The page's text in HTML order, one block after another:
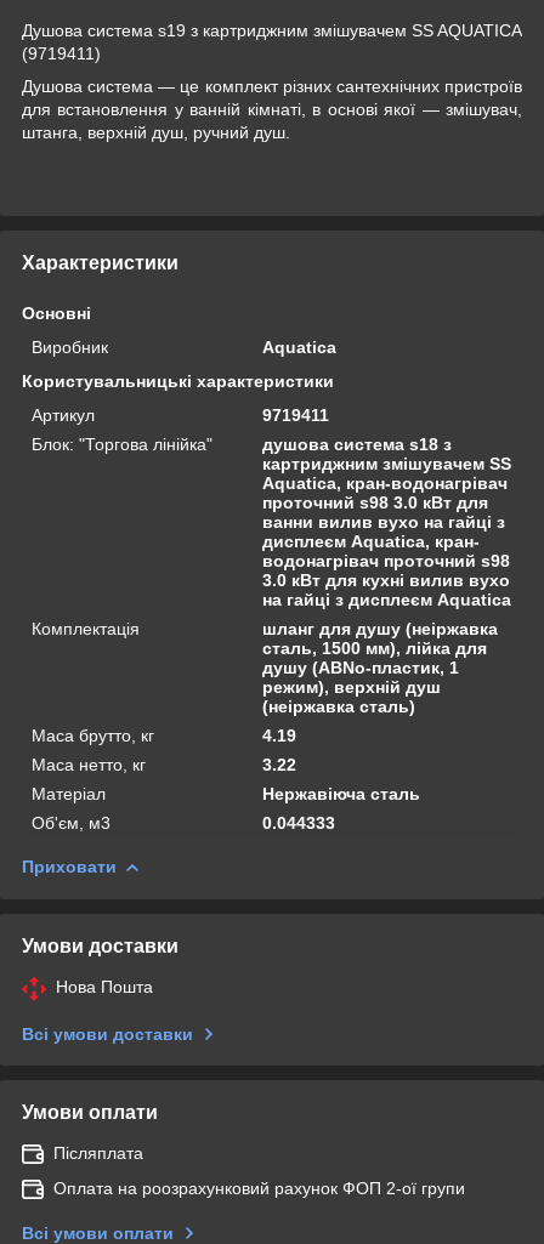
Душова система s19 з картриджним змішувачем SS AQUATICA
(9719411)
Душова система — це комплект різних сантехнічних пристроїв
для встановлення у ванній кімнаті, в основі якої — змішувач,
штанга, верхній душ, ручний душ.
Характеристики
Основні
Виробник
Aquatica
Користувальницькі характеристики
Артикул
9719411
Блок: "Торгова лінійка"
душова система s18 з
картриджним змішувачем SS
Aquatica, кран-водонагрівач
проточний s98 3.0 кВт для
ванни вилив вухо на гайці з
дисплеєм Aquatica, кран-
водонагрівач проточний s98
3.0 кВт для кухні вилив вухо
на гайці з дисплеєм Aquatica
Комплектація
шланг для душу (неіржавка
сталь, 1500 мм), лійка для
душу (АВNo-пластик, 1
режим), верхній душ
(неіржавка сталь)
Маса брутто, кг
4.19
Маса нетто, кг
3.22
Матеріал
Нержавіюча сталь
Об'єм, м3
0.044333
Приховати
Умови доставки
Нова Пошта
Всі умови доставки
Умови оплати
Післяплата
Оплата на роозрахунковий рахунок ФОП 2-ої групи
Всі умови оплати